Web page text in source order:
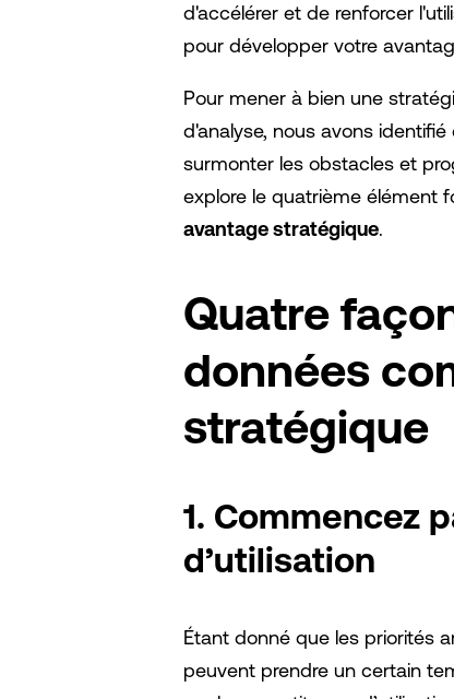
d'accélérer et de renforcer
pour développer votre
Pour mener à bien une
d'analyse, nous avons
surmonter les obstacles et
explore le quatrième élément
avantage stratégique.
Quatre
données
stratégique
1. Commencez
d’utilisation
Étant donné que les priorités
peuvent prendre un certain